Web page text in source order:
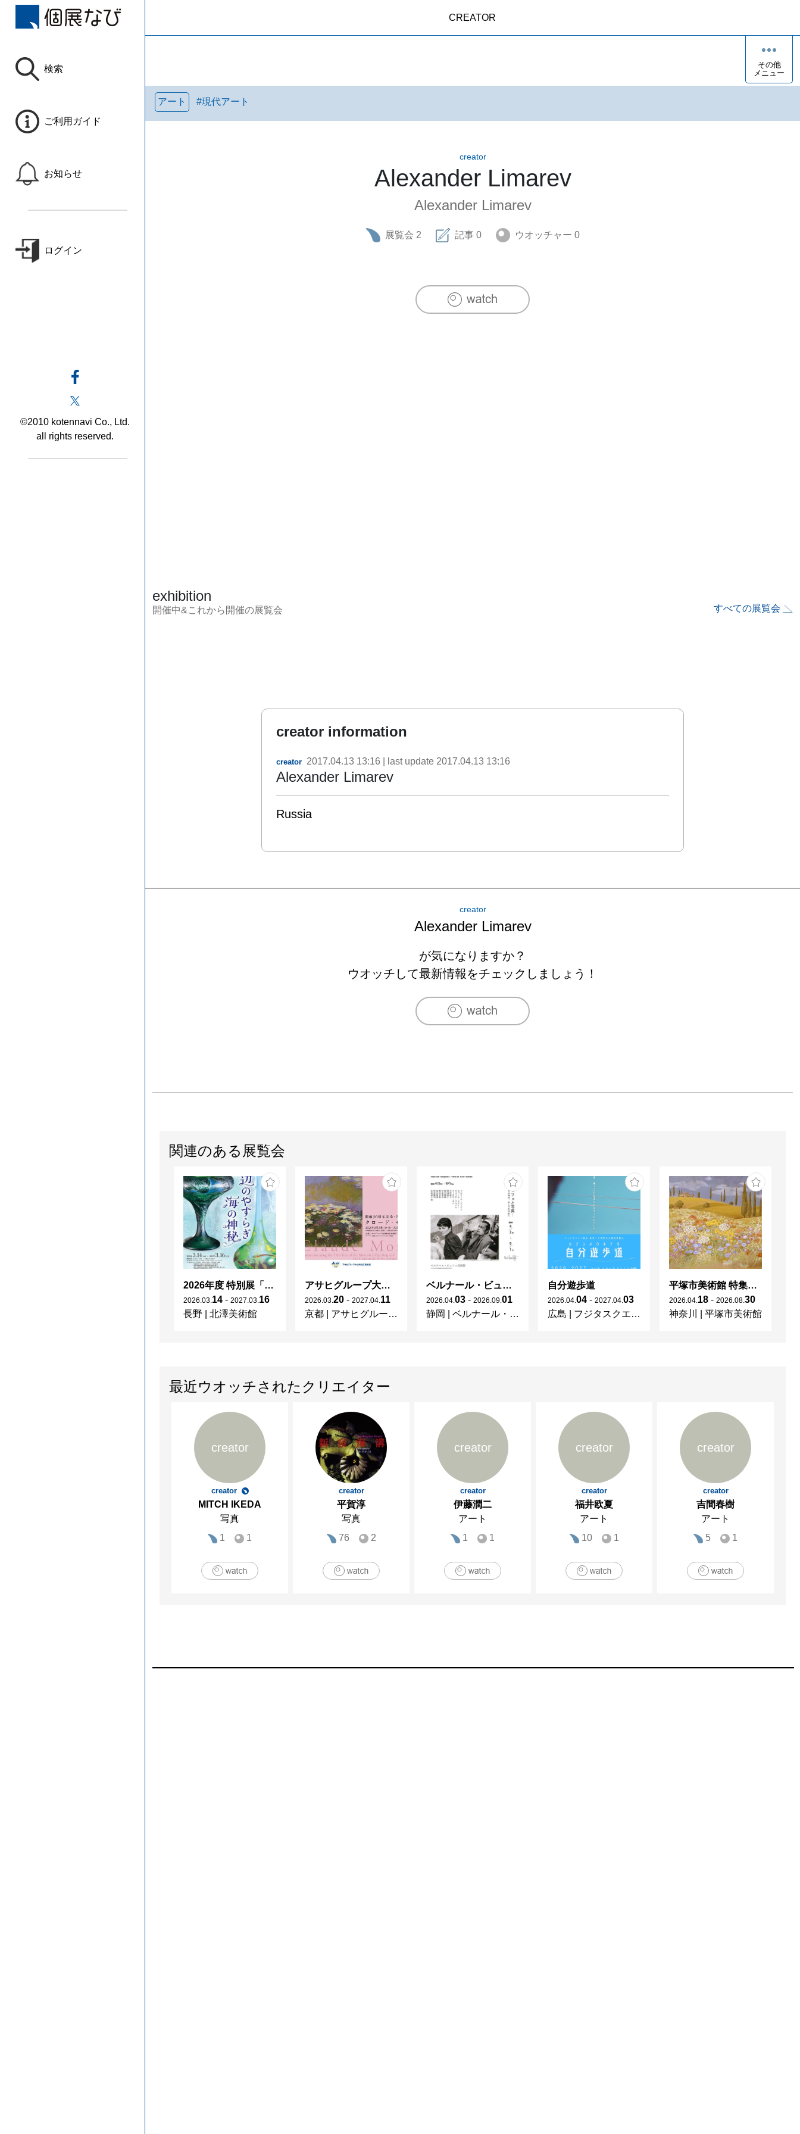
検索
ご利用ガイド
お知らせ
ログイン
©2010 kotennavi Co., Ltd.
all rights reserved.
CREATOR
その他
メニュー
アート #現代アート
creator
Alexander Limarev
Alexander Limarev
展覧会 2 記事 0 ウオッチャー 0
exhibition
開催中&これから開催の展覧会 すべての展覧会
creator information
creator 2017.04.13 13:16 | last update 2017.04.13 13:16
Alexander Limarev
Russia
creator
Alexander Limarev
が気になりますか？
ウオッチして最新情報をチェックしましょう！
関連のある展覧会
2026年度 特別展「ガレとドーム、アール･ヌーヴォーのガラス 水辺のやすらぎ、海の神秘」
2026 03 14 - 2027 03 16
長野
北澤美術館
アサヒグループ大山崎山荘美術館 開館30周年記念展「没後100年 クロード・モネ」
2026 03 20 - 2027 04 11
京都
アサヒグループ大山崎山荘美術館
ベルナール・ビュフェと写真 ーカメラがとらえたビュフェとその時代、そして21 世紀へ
2026 04 03 - 2026 09 01
静岡
ベルナール・ビュフェ美術館
自分遊歩道
2026 04 04 - 2027 04 03
広島
フジタスクエアまるくる大野
平塚市美術館 特集展 花の表現、その多様性／特別展示 新収蔵品展
2026 04 18 - 2026 08 30
神奈川
平塚市美術館
最近ウオッチされたクリエイター
creator
creator
MITCH IKEDA
写真
1
1
creator
平賀淳
写真
76
2
creator
creator
伊藤潤二
アート
1
1
creator
creator
福井欧夏
アート
10
1
creator
creator
吉間春樹
アート
5
1